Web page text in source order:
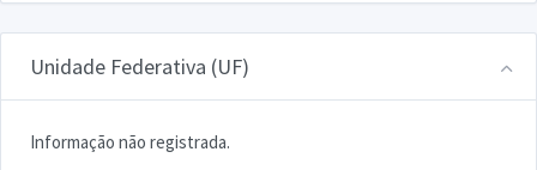
Unidade Federativa (UF)
Informação não registrada.